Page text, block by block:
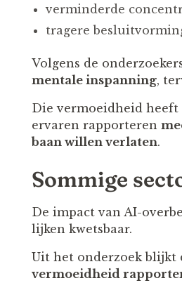
verminderde
tragere
Volgens de
mentale inspanning,
Die vermoeidheid heeft
ervaren rapporteren
baan willen verlaten.
Sommige
De impact van AI-
lijken kwetsbaar.
Uit het onderzoek blijkt
vermoeidheid